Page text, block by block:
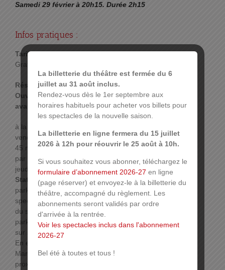
Samedi 29 février à 20h15. Durée 2h15
Infos pratiques :
Tarif :
Gratuit
Réservations :
Ouverture de la billetterie 15 jours à 1 mois
avant le spectacle
à la caisse du théâtre les lundi, mardi, jeudi et
vendredi de 10h30 à 12h30 et de 16h à 18h30 et
45 minutes avant le début du spectacle,
par téléphone au 03 89 33 78 01 les lundi, mardi,
jeudi et vendredi de 14h30 à 16h.
Stationnement :
parking Réunion : 2 € les 4h, accessible 1h avant le
spectacle et jusqu’à 45 minutes après la fin prévue
du spectacle,
parking des Maréchaux, ouvert tous les jours 24h
sur 24h. Forfait 1 € de 19h à 1h et 2 € de 1h à 7h.
En empruntant l’issue piétonne « Cour des
Maréchaux », la sortie du parking s’effectue à
proximité de la place de la Réunion, à deux pas du
La billetterie du théâtre est fermée du 6
juillet au 31 août inclus.
Rendez-vous dès le 1er septembre aux
horaires habituels pour acheter vos billets pour
les spectacles de la nouvelle saison.
La billetterie en ligne fermera du 15 juillet
2026 à 12h pour réouvrir le 25 août à 10h.
Si vous souhaitez vous abonner, téléchargez le
formulaire d’abonnement 2026-27 en ligne
(page réserver) et envoyez-le à la billetterie du
théâtre, accompagné du règlement. Les
abonnements seront validés par ordre
d'arrivée à la rentrée.
Voir les spectacles inclus dans l'abonnement
2026-27
Bel été à toutes et tous !